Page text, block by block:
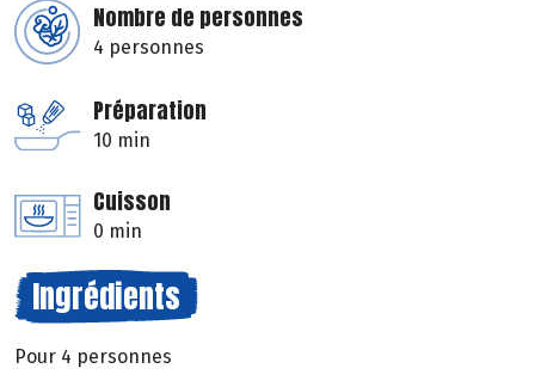
Nombre de personnes
4 personnes
Préparation
10 min
Cuisson
0 min
Ingrédients
Pour 4 personnes